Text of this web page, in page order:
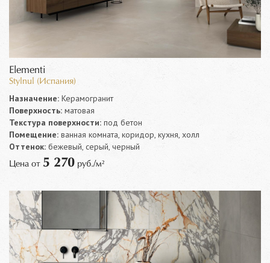
Elementi
Stylnul (Испания)
Назначение: Керамогранит
Поверхность: матовая
Текстура поверхности: под бетон
Помещение: ванная комната, коридор, кухня, холл
Оттенок: бежевый, серый, черный
Цена от 5 270 руб./м²